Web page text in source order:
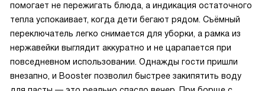
помогает не пережигать блюда, а индикация остаточного
тепла успокаивает, когда дети бегают рядом. Съёмный
переключатель легко снимается для уборки, а рамка из
нержавейки выглядит аккуратно и не царапается при
повседневном использовании. Однажды гости пришли
внезапно, и Booster позволил быстрее закипятить воду